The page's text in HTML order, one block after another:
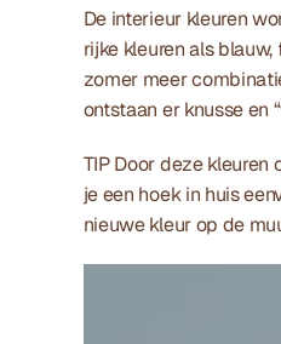
De interieur kleuren
rijke kleuren als
zomer meer
ontstaan er knusse en
TIP Door deze
je een hoek in huis
nieuwe kleur op de